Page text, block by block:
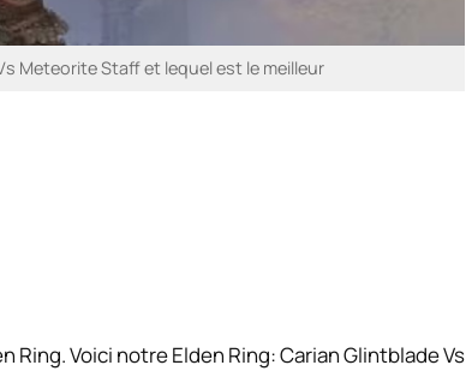
Meteorite Staff et lequel est le meilleur
Voici notre Elden Ring: Carian Glintblade Vs